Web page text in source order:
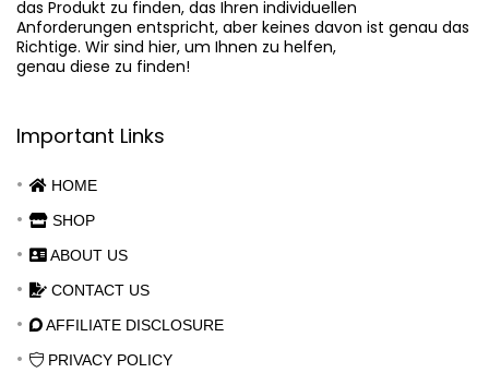
das Produkt zu finden, das Ihren individuellen
Anforderungen entspricht, aber keines davon ist genau das
Richtige. Wir sind hier, um Ihnen zu helfen,
genau diese zu finden!
Important Links
HOME
SHOP
ABOUT US
CONTACT US
AFFILIATE DISCLOSURE
PRIVACY POLICY